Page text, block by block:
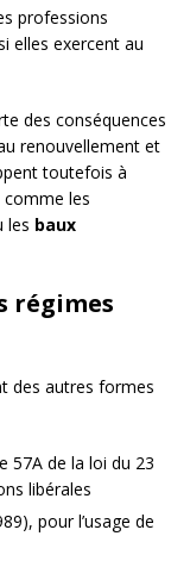
professions
elles exercent au
des conséquences
renouvellement et
toutefois à
les
les baux
régimes
des autres formes
57A de la loi du 23
libérales
pour l’usage de